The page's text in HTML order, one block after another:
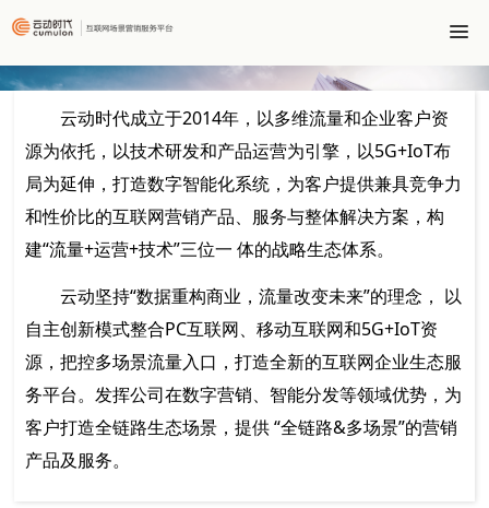
云动时代成立于2014年，以多维流量和企业客户资
源为依托，以技术研发和产品运营为引擎，以5G+IoT布
局为延伸，打造数字智能化系统，为客户提供兼具竞争力
和性价比的互联网营销产品、服务与整体解决方案，构
建“流量+运营+技术”三位一 体的战略生态体系。
云动坚持“数据重构商业，流量改变未来”的理念， 以
自主创新模式整合PC互联网、移动互联网和5G+IoT资
源，把控多场景流量入口，打造全新的互联网企业生态服
务平台。发挥公司在数字营销、智能分发等领域优势，为
客户打造全链路生态场景，提供 “全链路&多场景”的营销
产品及服务。